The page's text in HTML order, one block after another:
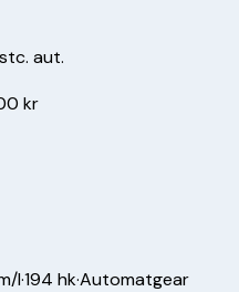
aut.
kr
l·194 hk·Automatgear